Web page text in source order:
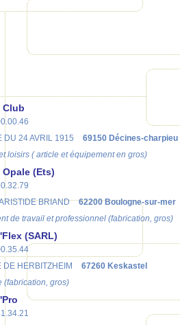
Club
DU 24 AVRIL 1915
69150 Décines-charpieu
loisirs ( article et équipement en gros)
Opale (Ets)
BRIAND
62200 Boulogne-sur-mer
de travail et professionnel (fabrication, gros)
(SARL)
DE HERBITZHEIM
67260 Keskastel
(fabrication, gros)